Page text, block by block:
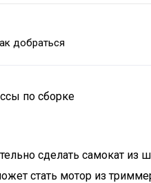
добраться
по сборке
сделать самокат из
стать мотор из